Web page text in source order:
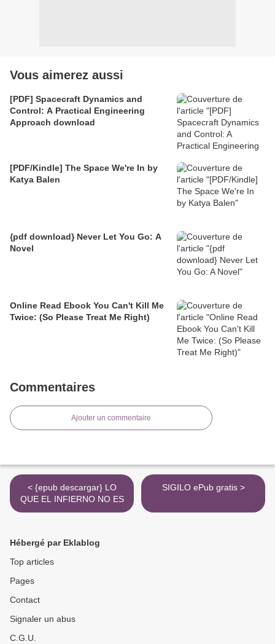
Vous aimerez aussi
[PDF] Spacecraft Dynamics and
Control: A Practical Engineering
Approach download
[PDF/Kindle] The Space We're In by
Katya Balen
{pdf download} Never Let You Go: A
Novel
Online Read Ebook You Can't Kill Me
Twice: (So Please Treat Me Right)
Commentaires
Ajouter un commentaire
< {epub descargar} LO
QUE EL INFIERNO NO ES
SIGILO ePub gratis >
Hébergé par Eklablog
Top articles
Pages
Contact
Signaler un abus
C.G.U.